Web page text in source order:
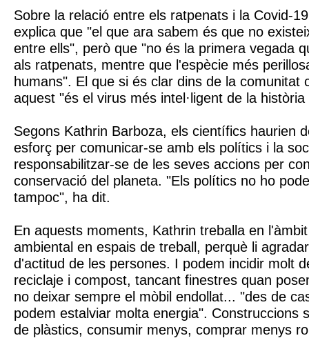
Sobre la relació entre els ratpenats i la Covid-
explica que "el que ara sabem és que no
entre ells", però que "no és la primera vegada
als ratpenats, mentre que l'espècie més
humans". El que si és clar dins de la comunitat
aquest "és el virus més intel·ligent de la
Segons Kathrin Barboza, els científics haurien
esforç per comunicar-se amb els polítics i la
responsabilitzar-se de les seves accions per
conservació del planeta. "Els polítics no ho
tampoc", ha dit.
En aquests moments, Kathrin treballa en
ambiental en espais de treball, perquè li
d'actitud de les persones. I podem incidir molt
reciclaje i compost, tancant finestres quan
no deixar sempre el mòbil endollat... "des de
podem estalviar molta energia". Construccions
de plàstics, consumir menys, comprar menys